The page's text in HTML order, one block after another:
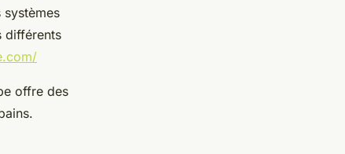
différents
offre des